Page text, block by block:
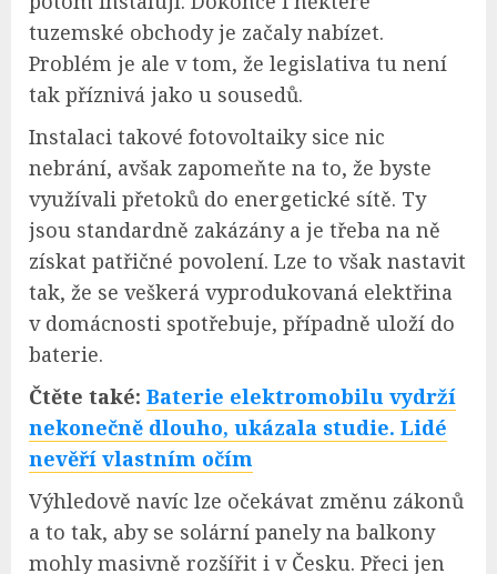
tuzemské obchody je začaly nabízet.
Problém je ale v tom, že legislativa tu není
tak příznivá jako u sousedů.
Instalaci takové fotovoltaiky sice nic
nebrání, avšak zapomeňte na to, že byste
využívali přetoků do energetické sítě. Ty
jsou standardně zakázány a je třeba na ně
získat patřičné povolení. Lze to však nastavit
tak, že se veškerá vyprodukovaná elektřina
v domácnosti spotřebuje, případně uloží do
baterie.
Čtěte také: Baterie elektromobilu vydrží
nekonečně dlouho, ukázala studie. Lidé
nevěří vlastním očím
Výhledově navíc lze očekávat změnu zákonů
a to tak, aby se solární panely na balkony
mohly masivně rozšířit i v Česku. Přeci jen